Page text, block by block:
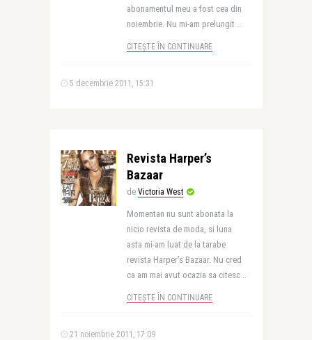
abonamentul meu a fost cea din
noiembrie. Nu mi-am prelungit ..
CITEȘTE ÎN CONTINUARE
5 decembrie 2011, 15:31
Revista Harper’s
Bazaar
de Victoria West
Momentan nu sunt abonata la
nicio revista de moda, si luna
asta mi-am luat de la tarabe
revista Harper’s Bazaar. Nu cred
ca am mai avut ocazia sa citesc ..
CITEȘTE ÎN CONTINUARE
21 noiembrie 2011, 17:09